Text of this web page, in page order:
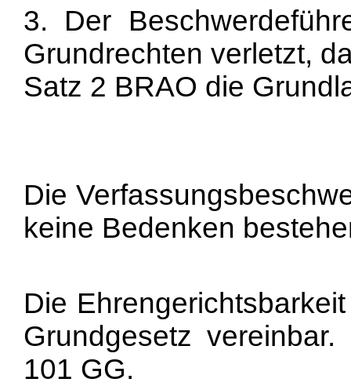
3. Der
Grundrechten verletzt,
Satz 2 BRAO die
Die
keine Bedenken
Die
Grundgesetz
101 GG.